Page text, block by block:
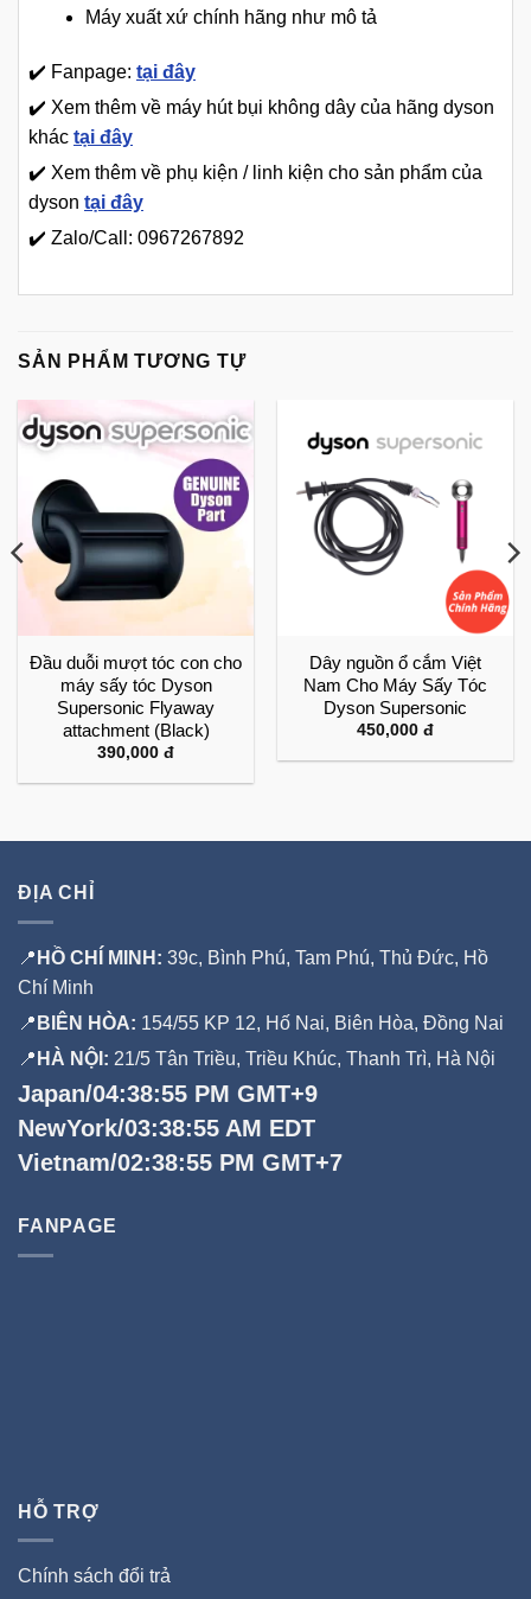
Máy xuất xứ chính hãng như mô tả
✔️ Fanpage: tại đây
✔️ Xem thêm về máy hút bụi không dây của hãng dyson
khác tại đây
✔️ Xem thêm về phụ kiện / linh kiện cho sản phẩm của
dyson tại đây
✔️ Zalo/Call: 0967267892
SẢN PHẨM TƯƠNG TỰ
Đầu duỗi mượt tóc con cho
máy sấy tóc Dyson
Supersonic Flyaway
attachment (Black)
390,000 đ
Dây nguồn ổ cắm Việt
Nam Cho Máy Sấy Tóc
Dyson Supersonic
450,000 đ
ĐỊA CHỈ
📍 HỒ CHÍ MINH: 39c, Bình Phú, Tam Phú, Thủ Đức, Hồ
Chí Minh
📍 BIÊN HÒA: 154/55 KP 12, Hố Nai, Biên Hòa, Đồng Nai
📍 HÀ NỘI: 21/5 Tân Triều, Triều Khúc, Thanh Trì, Hà Nội
Japan/04:38:55 PM GMT+9
NewYork/03:38:55 AM EDT
Vietnam/02:38:55 PM GMT+7
FANPAGE
HỖ TRỢ
Chính sách đổi trả